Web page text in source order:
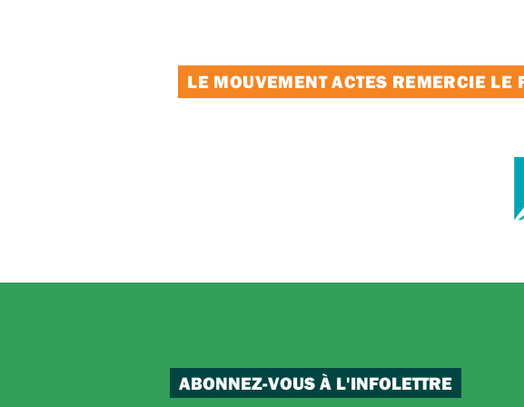
LE MOUVEMENT ACTES REMERCIE LE
ABONNEZ-VOUS À L'INFOLETTRE